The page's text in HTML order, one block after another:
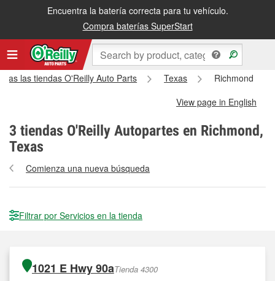
Encuentra la batería correcta para tu vehículo.
Compra baterías SuperStart
las tiendas O'Reilly Auto Parts Texas
Richmond
View page in English
3 tiendas O'Reilly Autopartes en Richmond,
Texas
Comienza una nueva búsqueda
Filtrar por Servicios en la tienda
1021 E Hwy 90aTienda 4300